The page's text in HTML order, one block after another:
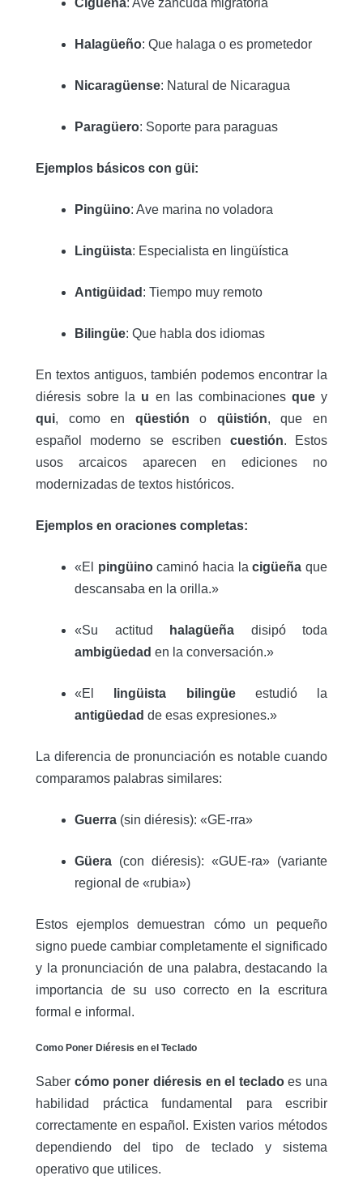
Cigüeña: Ave zancuda migratoria
Halagüeño: Que halaga o es prometedor
Nicaragüense: Natural de Nicaragua
Paragüero: Soporte para paraguas
Ejemplos básicos con güi:
Pingüino: Ave marina no voladora
Lingüista: Especialista en lingüística
Antigüidad : Tiempo muy remoto
Bilingüe: Que habla dos idiomas
En textos antiguos, también podemos encontrar la
diéresis sobre la u en las combinaciones quey
qui, como en qüestión o qüistión, que en
español moderno se escriben cuestión. Estos
usos arcaicos aparecen en ediciones no
modernizadas de textos históricos.
Ejemplos en oraciones completas:
«El pingüinocaminó hacia lacigüeña que
descansaba en la orilla.»
«Su actitud halagüeña disipó toda
ambigüedad en la conversación.»
«El lingüista bilingüeestudió la
antigüedad de esas expresiones.»
La diferencia de pronunciación es notable cuando
comparamos palabras similares:
Guerra (sin diéresis): «GE-rra»
Güera (con diéresis): «GUE-ra» (variante
regional de «rubia»)
Estos ejemplos demuestran cómo un pequeño
signo puede cambiar completamente el significado
y la pronunciación de una palabra, destacando la
importancia de su uso correcto en la escritura
formal e informal.
Como Poner Diéresis en el Teclado
Saber cómo poner diéresis en el tecladoes una
habilidad práctica fundamental para escribir
correctamente en español. Existen varios métodos
dependiendo del tipo de teclado y sistema
operativo que utilices.